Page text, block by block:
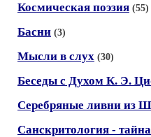
Космическая поэзия (55)
Басни (3)
Мысли в слух (30)
Беседы с Духом К. Э.
Серебряные ливни из
Санскритология -